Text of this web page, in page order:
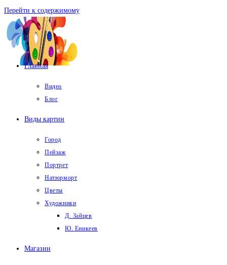
Перейти к содержимому
Главная
Видео
Блог
Виды картин
Город
Пейзаж
Портрет
Натюрморт
Цветы
Художники
Д. Зайцев
Ю. Еникеев
Магазин